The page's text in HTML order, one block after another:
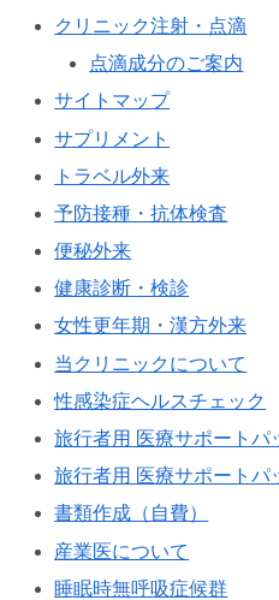
クリニック注射・点滴
点滴成分のご案内
サイトマップ
サプリメント
トラベル外来
予防接種・抗体検査
便秘外来
健康診断・検診
女性更年期・漢方外来
当クリニックについて
性感染症ヘルスチェック
旅行者用 医療サポートパ
旅行者用 医療サポートパ
書類作成（自費）
産業医について
睡眠時無呼吸症候群